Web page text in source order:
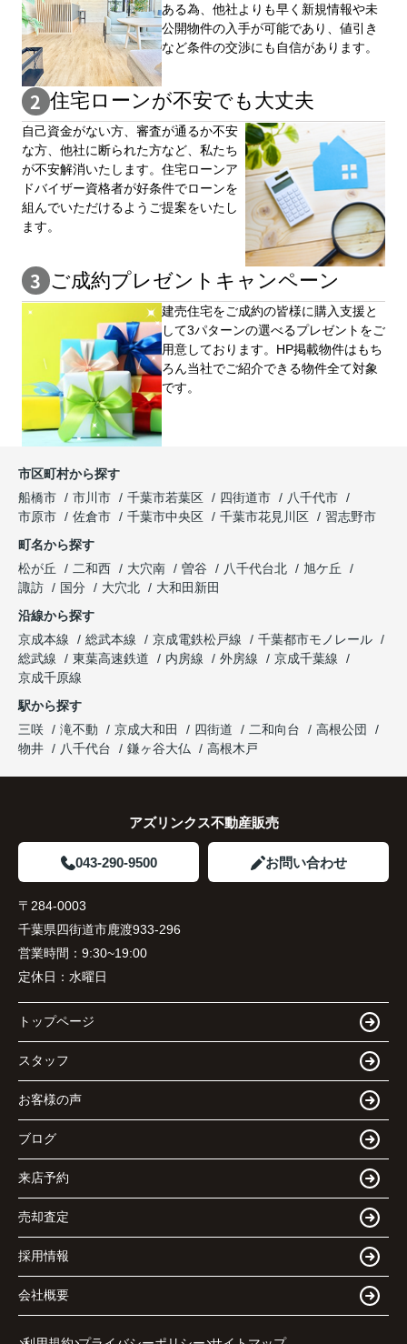
ある為、他社よりも早く新規情報や未
公開物件の⼊手が可能であり、値引き
など条件の交渉にも自信があります。
住宅ローンが不安でも大丈夫
自⼰資⾦がない⽅、審査が通るか不安
な⽅、他社に断られた⽅など、私たち
が不安解消いたします。住宅ローンア
ドバイザー資格者が好条件でローンを
組んでいただけるようご提案をいたし
ます。
ご成約プレゼントキャンペーン
建売住宅をご成約の皆様に購⼊⽀援と
して3パターンの選べるプレゼントをご
用意しております。HP掲載物件はもち
ろん当社でご紹介できる物件全て対象
です。
市区町村から探す
船橋市
市川市 千葉市若葉区 四街道市
八千代市
市原市
佐倉市 千葉市中央区 千葉市花見川区
習志野市
町名から探す
松が丘
二和西 大穴南 曽谷 八千代台北
旭ケ丘
諏訪
国分 大穴北
大和田新田
沿線から探す
京成本線
総武本線 京成電鉄松戸線
千葉都市モノレール
総武線
東葉高速鉄道 内房線 外房線
京成千葉線
京成千原線
駅から探す
三咲
滝不動 京成大和田 四街道 二和向台
高根公団
物井
八千代台 鎌ヶ谷大仏 高根木戸
アズリンクス不動産販売
043-290-9500 お問い合わせ
〒284-0003
千葉県四街道市鹿渡933-296
営業時間： 9:30~19:00
定休日： 水曜日
トップページ
スタッフ
お客様の声
ブログ
来店予約
売却査定
採用情報
会社概要